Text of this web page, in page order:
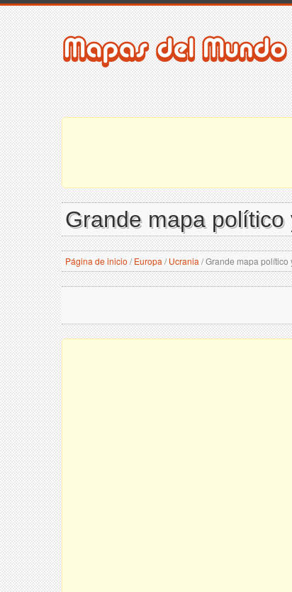
Grande mapa
Página de inicio / Europa / Ucrania /Grande mapa político